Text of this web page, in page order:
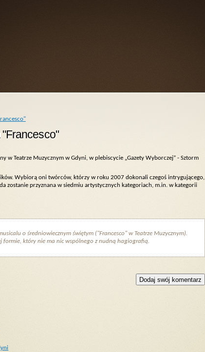
w Teatrze Muzycznym w Gdyni, w plebiscycie „Gazety Wyborczej” - Sztorm
Wybiorą oni twórców, którzy w roku 2007 dokonali czegoś intrygującego,
zostanie przyznana w siedmiu artystycznych kategoriach, m.in. w kategorii
o średniowiecznym świętym ("Francesco" w Teatrze Muzycznym).
formie, który nie ma nic wspólnego z nudną hagiografią.